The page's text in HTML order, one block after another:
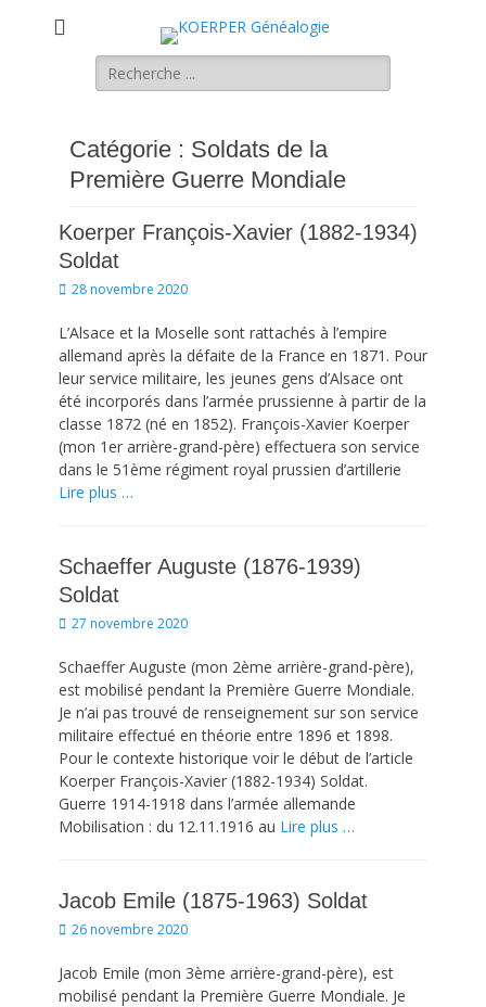
KOERPER
La généalogie Koerper, Herrlisheim.
Rechercher :
Catégorie : Soldats de la
Première Guerre Mondiale
Koerper François-Xavier (1882-1934)
Soldat
Posted
28 novembre 2020
L’Alsace et la Moselle sont rattachés à l’empire
allemand après la défaite de la France en 1871. Pour
leur service militaire, les jeunes gens d’Alsace ont
été incorporés dans l’armée prussienne à partir de la
classe 1872 (né en 1852). François-Xavier Koerper
(mon 1er arrière-grand-père) effectuera son service
dans le 51ème régiment royal prussien d’artillerie
Lire plus …
Schaeffer Auguste (1876-1939)
Soldat
Posted
27 novembre 2020
Schaeffer Auguste (mon 2ème arrière-grand-père),
est mobilisé pendant la Première Guerre Mondiale.
Je n’ai pas trouvé de renseignement sur son service
militaire effectué en théorie entre 1896 et 1898.
Pour le contexte historique voir le début de l’article
Koerper François-Xavier (1882-1934) Soldat.
Guerre 1914-1918 dans l’armée allemande
Mobilisation : du 12.11.1916 au Lire plus …
Jacob Emile (1875-1963) Soldat
Posted
26 novembre 2020
Jacob Emile (mon 3ème arrière-grand-père), est
mobilisé pendant la Première Guerre Mondiale. Je